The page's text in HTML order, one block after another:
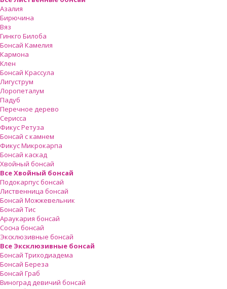
Азалия
Бирючина
Вяз
Гинкго Билоба
Бонсай Камелия
Кармона
Клен
Бонсай Крассула
Лигуструм
Лоропеталум
Падуб
Перечное дерево
Серисса
Фикус Ретуза
Бонсай с камнем
Фикус Микрокарпа
Бонсай каскад
Хвойный бонсай
Все Хвойный бонсай
Подокарпус бонсай
Лиственница бонсай
Бонсай Можжевельник
Бонсай Тис
Араукария бонсай
Сосна бонсай
Эксклюзивные бонсай
Все Эксклюзивные бонсай
Бонсай Триходиадема
Бонсай Береза
Бонсай Граб
Виноград девичий бонсай